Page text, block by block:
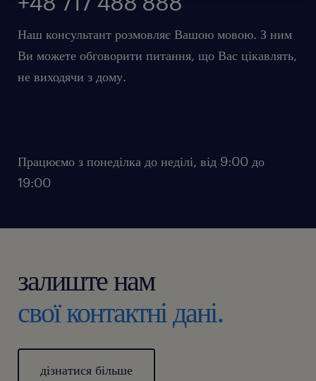
Наш консультант розмовляє Вашою мовою. З ним
Ви можете обговорити питання, що Вас цікавлять,
не виходячи з дому.
Працюємо з понеділка до неділі, від 9:00 до
19:00
залиште нам
свої контактні дані.
дізнатися більше